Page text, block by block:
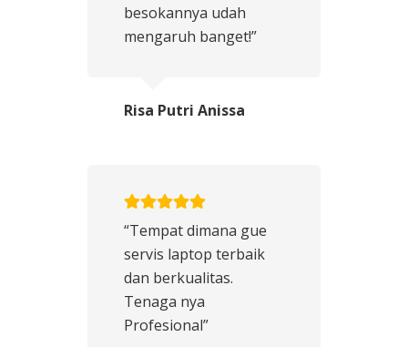
besokannya udah
mengaruh banget!”
Risa Putri Anissa
“Tempat dimana gue
servis laptop terbaik
dan berkualitas.
Tenaga nya
Profesional”